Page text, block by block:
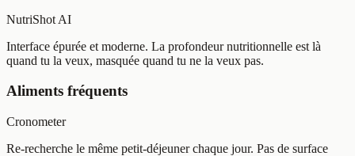
NutriShot AI
Interface épurée et moderne. La profondeur nutritionnelle est là
quand tu la veux, masquée quand tu ne la veux pas.
Aliments fréquents
Cronometer
Re-recherche le même petit-déjeuner chaque jour. Pas de surface